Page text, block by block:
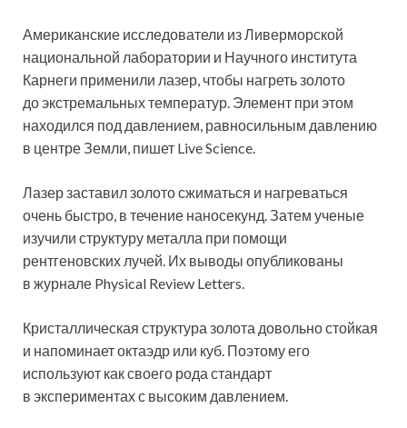
Американские исследователи из Ливерморской
национальной лаборатории и Научного института
Карнеги применили лазер, чтобы нагреть золото
до экстремальных температур. Элемент при этом
находился под давлением, равносильным давлению
в центре Земли, пишет Live Science.
Лазер заставил золото сжиматься и нагреваться
очень быстро, в течение наносекунд. Затем ученые
изучили структуру металла при помощи
рентгеновских лучей. Их выводы опубликованы
в журнале Physical Review Letters.
Кристаллическая структура золота довольно стойкая
и напоминает октаэдр или куб. Поэтому его
используют как своего рода стандарт
в экспериментах с высоким давлением.